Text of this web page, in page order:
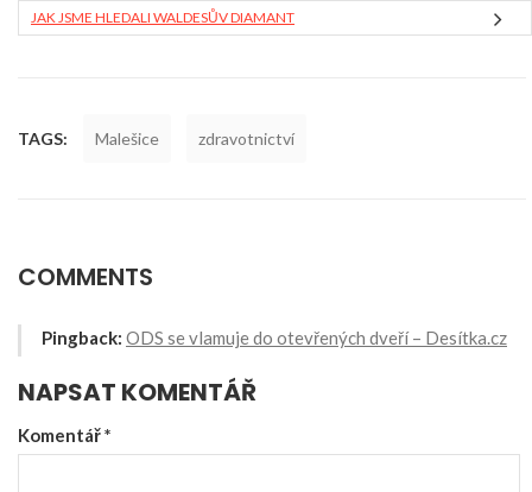
JAK JSME HLEDALI WALDESŮV DIAMANT
TAGS: Malešice zdravotnictví
COMMENTS
Pingback: ODS se vlamuje do otevřených dveří – Desítka.cz
NAPSAT KOMENTÁŘ
Komentář*